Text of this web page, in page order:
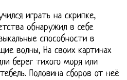
играть на скрипке,
обнаружил в себе
способности в
волны, На своих картинах
берег тихого моря или
Половина сборов от неё